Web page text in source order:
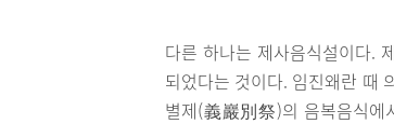
다른 하나는 제사음식설이다.
되었다는 것이다. 임진왜란 때
별제(義巖別祭)의 음복음식에